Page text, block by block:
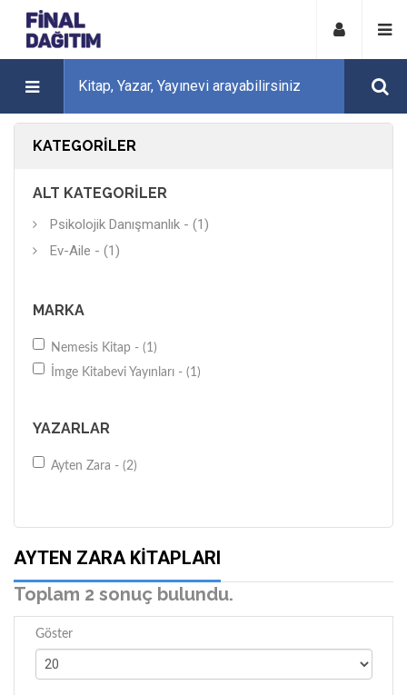
KATEGORILER
ALT KATEGORILER
Psikolojik Danışmanlık - (1)
Ev-Aile - (1)
MARKA
Nemesis Kitap - (1)
İmge Kitabevi Yayınları - (1)
YAZARLAR
Ayten Zara - (2)
AYTEN ZARA KITAPLARI
Toplam 2 sonuç bulundu.
Göster